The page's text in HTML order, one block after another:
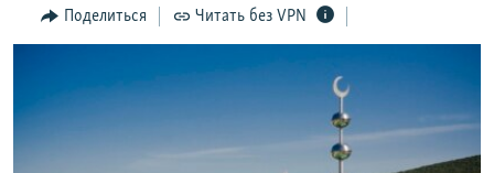
ВернутсяИНТЕРАКТИВ
ТЕЛЕПРОЕКТ КРЫМ.РЕАЛИИ
РАДІО СВОБОДА
Українською
Поделиться Читать без VPN